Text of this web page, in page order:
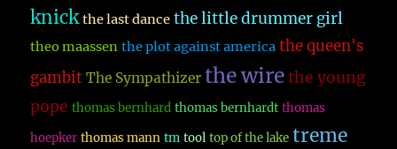
knick the last dance the little drummer girl
theo maassen the plot against america the queen's
gambit The Sympathizer the wire the young
pope thomas bernhard thomas bernhardt thomas
hoepker thomas mann tm tool top of the lake treme